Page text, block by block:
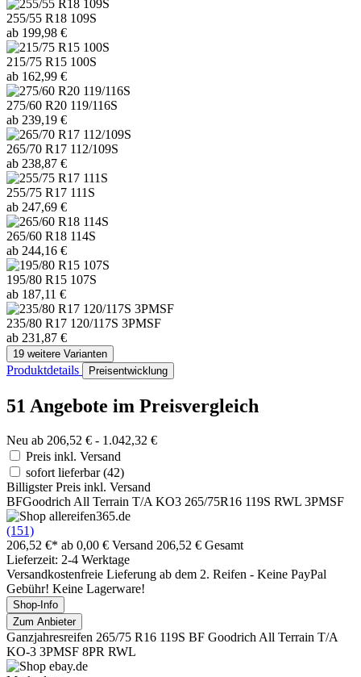
255/55 R18 109S
ab 199,98 €
215/75 R15 100S
ab 162,99 €
275/60 R20 119/116S
ab 239,19 €
265/70 R17 112/109S
ab 238,87 €
255/75 R17 111S
ab 247,69 €
265/60 R18 114S
ab 244,16 €
195/80 R15 107S
ab 187,11 €
235/80 R17 120/117S 3PMSF
ab 231,87 €
19 weitere Varianten
Produktdetails Preisentwicklung
51 Angebote im Preisvergleich
Neu ab 206,52 € - 1.042,32 €
Preis inkl. Versand
sofort lieferbar(42)
Billigster Preis inkl. Versand
BFGoodrich All Terrain T/A KO3 265/75R16 119S RWL 3PMSF
(151)
206,52 €* ab 0,00 € Versand 206,52 € Gesamt
Lieferzeit: 2-4 Werktage
Versandkostenfreie Lieferung ab dem 2. Reifen - Keine PayPal
Gebühr! Keine Lagerware!
Shop-Info
Zum Anbieter
Ganzjahresreifen 265/75 R16 119S BF Goodrich All Terrain T/A
KO-3 3PMSF 8PR RWL